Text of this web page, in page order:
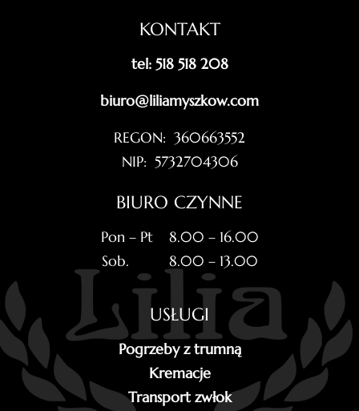
KONTAKT
tel: 518 518 208
biuro@liliamyszkow.com
REGON: 360663552
NIP: 5732704306
BIURO CZYNNE
Pon – Pt 8.00 – 16.00
Sob. 8.00 – 13.00
USŁUGI
Pogrzeby z trumną
Kremacje
Transport zwłok